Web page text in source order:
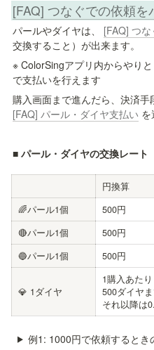
パールやダイヤは、 [FAQ] つな
交換すること）が出来ます。
※ ColorSingアプリ内からやり
で支払いを行えます
購入画面まで進んだら、決済
[FAQ] パール・ダイヤ支払い を
■ パール・ダイヤの交換レート
円換算
🌈パール1個
500円
🔴パール1個
500円
🔵パール1個
500円
💎 1ダイヤ
1購入あたり
500ダイヤ
それ以降は
例1: 1000円で依頼すると